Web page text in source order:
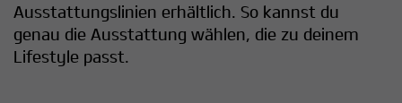
Ausstattungslinien erhältlich. So kannst du
genau die Ausstattung wählen, die zu deinem
Lifestyle passt.